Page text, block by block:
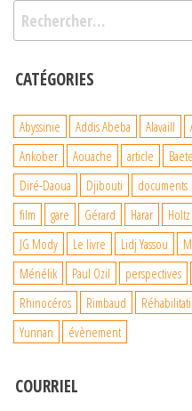
Rechercher :
CATÉGORIES
Abyssinie Addis Abeba Alavaill
Ankober
Aouache article
Diré-Daoua
Djibouti documents
film
gare Gérard Harar Holtz
JG Mody
Le livre Lidj Yassou
Ménélik
Paul Ozil perspectives
Rhinocéros
Rimbaud
Yunnan
évènement
COURRIEL